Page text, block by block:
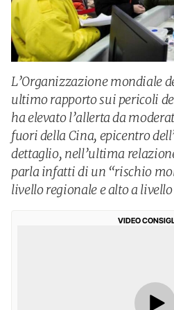
L’Organizzazione mondiale
ultimo rapporto sui pericoli
ha elevato l’allerta da
fuori della Cina, epicentro
dettaglio, nell’ultima
parla infatti di un “rischio
livello regionale e alto a
VIDEO